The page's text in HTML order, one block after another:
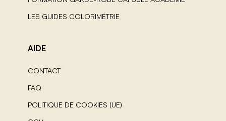
SÉANCE DÉBLOCAGE
PALETTE & SILHOUETTE
STYLE & TENUES